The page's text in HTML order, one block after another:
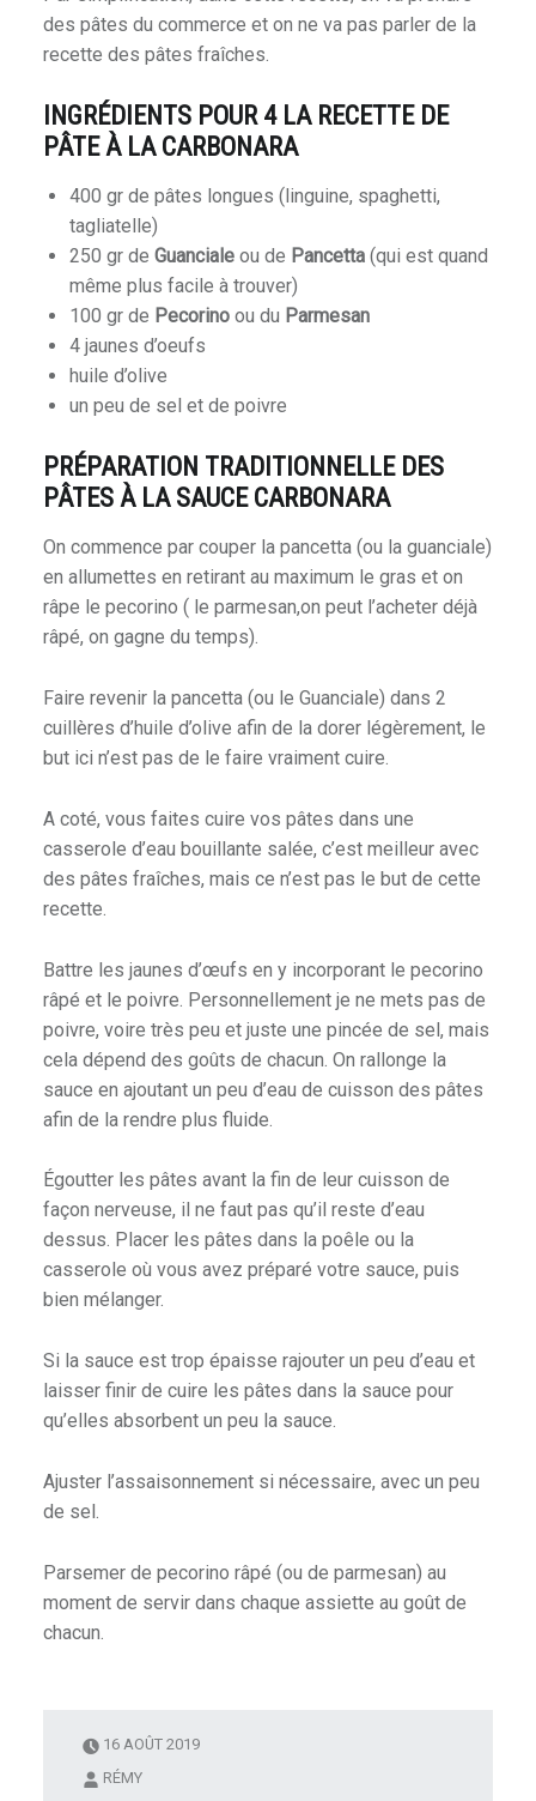
des pâtes du commerce et on ne va pas parler de la
recette des pâtes fraîches.
INGRÉDIENTS POUR 4 LA RECETTE DE
PÂTE À LA CARBONARA
400 gr de pâtes longues (linguine, spaghetti,
tagliatelle)
250 gr de Guancialeou de Pancetta(qui est quand
même plus facile à trouver)
100 gr de Pecorinoou du Parmesan
4 jaunes d’oeufs
huile d’olive
un peu de sel et de poivre
PRÉPARATION TRADITIONNELLE DES
PÂTES À LA SAUCE CARBONARA
On commence par couper la pancetta (ou la guanciale)
en allumettes en retirant au maximum le gras et on
râpe le pecorino ( le parmesan,on peut l’acheter déjà
râpé, on gagne du temps).
Faire revenir la pancetta (ou le Guanciale) dans 2
cuillères d’huile d’olive afin de la dorer légèrement, le
but ici n’est pas de le faire vraiment cuire.
A coté, vous faites cuire vos pâtes dans une
casserole d’eau bouillante salée, c’est meilleur avec
des pâtes fraîches, mais ce n’est pas le but de cette
recette.
Battre les jaunes d’œufs en y incorporant le pecorino
râpé et le poivre. Personnellement je ne mets pas de
poivre, voire très peu et juste une pincée de sel, mais
cela dépend des goûts de chacun. On rallonge la
sauce en ajoutant un peu d’eau de cuisson des pâtes
afin de la rendre plus fluide.
Égoutter les pâtes avant la fin de leur cuisson de
façon nerveuse, il ne faut pas qu’il reste d’eau
dessus. Placer les pâtes dans la poêle ou la
casserole où vous avez préparé votre sauce, puis
bien mélanger.
Si la sauce est trop épaisse rajouter un peu d’eau et
laisser finir de cuire les pâtes dans la sauce pour
qu’elles absorbent un peu la sauce.
Ajuster l’assaisonnement si nécessaire, avec un peu
de sel.
Parsemer de pecorino râpé (ou de parmesan) au
moment de servir dans chaque assiette au goût de
chacun.
16 AOÛT 2019
RÉMY